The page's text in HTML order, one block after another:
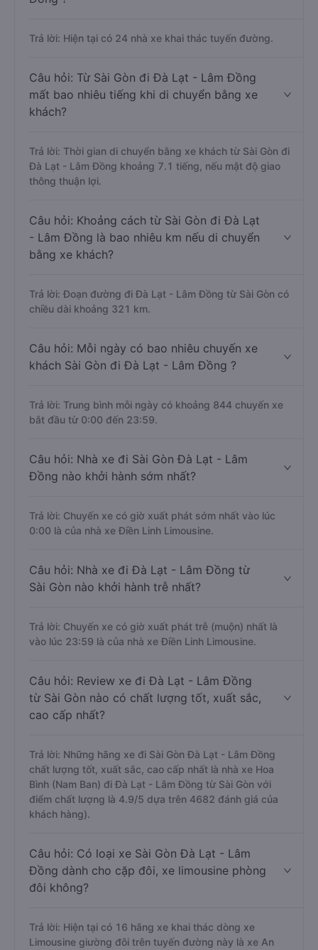
Trả lời: Hiện tại có 24 nhà xe khai thác tuyến đường.
Câu hỏi: Từ Sài Gòn đi Đà Lạt - Lâm Đồng
mất bao nhiêu tiếng khi di chuyển bằng xe
khách?
Trả lời: Thời gian di chuyển bằng xe khách từ Sài Gòn đi
Đà Lạt - Lâm Đồng khoảng 7.1 tiếng, nếu mật độ giao
thông thuận lợi.
Câu hỏi: Khoảng cách từ Sài Gòn đi Đà Lạt
- Lâm Đồng là bao nhiêu km nếu di chuyển
bằng xe khách?
Trả lời: Đoạn đường đi Đà Lạt - Lâm Đồng từ Sài Gòn có
chiều dài khoảng 321 km.
Câu hỏi: Mỗi ngày có bao nhiêu chuyến xe
khách Sài Gòn đi Đà Lạt - Lâm Đồng ?
Trả lời: Trung bình mỗi ngày có khoảng 844 chuyến xe
bắt đầu từ 0:00 đến 23:59.
Câu hỏi: Nhà xe đi Sài Gòn Đà Lạt - Lâm
Đồng nào khởi hành sớm nhất?
Trả lời: Chuyến xe có giờ xuất phát sớm nhất vào lúc
0:00 là của nhà xe Điền Linh Limousine.
Câu hỏi: Nhà xe đi Đà Lạt - Lâm Đồng từ
Sài Gòn nào khởi hành trễ nhất?
Trả lời: Chuyến xe có giờ xuất phát trễ (muộn) nhất là
vào lúc 23:59 là của nhà xe Điền Linh Limousine.
Câu hỏi: Review xe đi Đà Lạt - Lâm Đồng
từ Sài Gòn nào có chất lượng tốt, xuất sắc,
cao cấp nhất?
Trả lời: Những hãng xe đi Sài Gòn Đà Lạt - Lâm Đồng
chất lượng tốt, xuất sắc, cao cấp nhất là nhà xe Hoa
Bình (Nam Ban) đi Đà Lạt - Lâm Đồng từ Sài Gòn với
điểm chất lượng là 4.9/5 dựa trên 4682 đánh giá của
khách hàng).
Câu hỏi: Có loại xe Sài Gòn Đà Lạt - Lâm
Đồng dành cho cặp đôi, xe limousine phòng
đôi không?
Trả lời: Hiện tại có 16 hãng xe khai thác dòng xe
Limousine giường đôi trên tuyến đường này là xe An